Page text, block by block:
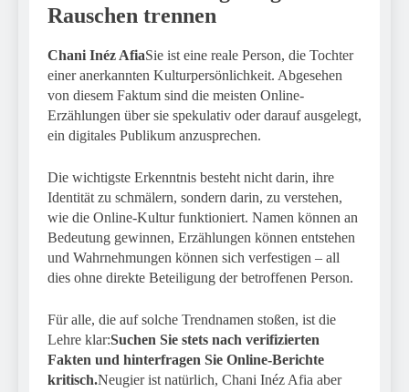
Rauschen trennen
Chani Inéz AfiaSie ist eine reale Person, die Tochter
einer anerkannten Kulturpersönlichkeit. Abgesehen
von diesem Faktum sind die meisten Online-
Erzählungen über sie spekulativ oder darauf ausgelegt,
ein digitales Publikum anzusprechen.
Die wichtigste Erkenntnis besteht nicht darin, ihre
Identität zu schmälern, sondern darin, zu verstehen,
wie die Online-Kultur funktioniert. Namen können an
Bedeutung gewinnen, Erzählungen können entstehen
und Wahrnehmungen können sich verfestigen – all
dies ohne direkte Beteiligung der betroffenen Person.
Für alle, die auf solche Trendnamen stoßen, ist die
Lehre klar:Suchen Sie stets nach verifizierten
Fakten und hinterfragen Sie Online-Berichte
kritisch.Neugier ist natürlich, Chani Inéz Afia aber